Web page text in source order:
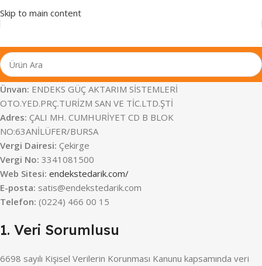
Skip to main content
Ünvan: ENDEKS GÜÇ AKTARIM SİSTEMLERİ
OTO.YED.PRÇ.TURİZM SAN VE TİC.LTD.ŞTİ
Adres: ÇALI MH. CUMHURİYET CD B BLOK
NO:63ANİLÜFER/BURSA
Vergi Dairesi: Çekirge
Vergi No: 3341081500
Web Sitesi: endekstedarik.com/
E-posta: satis@endekstedarik.com
Telefon: (0224) 466 00 15
1. Veri Sorumlusu
6698 sayılı Kişisel Verilerin Korunması Kanunu kapsamında veri